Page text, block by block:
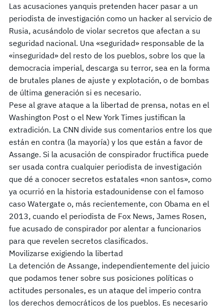
Las acusaciones yanquis pretenden hacer pasar a un
periodista de investigación como un hacker al servicio de
Rusia, acusándolo de violar secretos que afectan a su
seguridad nacional. Una «seguridad» responsable de la
«inseguridad» del resto de los pueblos, sobre los que la
democracia imperial, descarga su terror, sea en la forma
de brutales planes de ajuste y explotación, o de bombas
de última generación si es necesario.
Pese al grave ataque a la libertad de prensa, notas en el
Washington Post o el New York Times justifican la
extradición. La CNN divide sus comentarios entre los que
están en contra (la mayoría) y los que están a favor de
Assange. Si la acusación de conspirador fructifica puede
ser usada contra cualquier periodista de investigación
que dé a conocer secretos estatales «non santos», como
ya ocurrió en la historia estadounidense con el famoso
caso Watergate o, más recientemente, con Obama en el
2013, cuando el periodista de Fox News, James Rosen,
fue acusado de conspirador por alentar a funcionarios
para que revelen secretos clasificados.
Movilizarse exigiendo la libertad
La detención de Assange, independientemente del juicio
que podamos tener sobre sus posiciones políticas o
actitudes personales, es un ataque del imperio contra
los derechos democráticos de los pueblos. Es necesario